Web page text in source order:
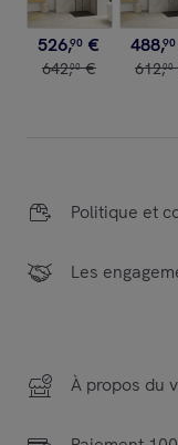
526,90 €
642,00 €
488,90
612,00
Politique et
Les
À propos du